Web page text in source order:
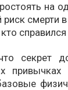
на
смерти
секрет